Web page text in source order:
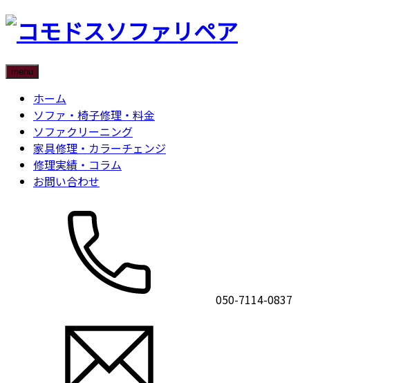
menu
ホーム
ソファ・椅子修理・料金
ソファクリーニング
家具修理・カラーチェンジ
修理実績・コラム
お問い合わせ
050-7114-0837